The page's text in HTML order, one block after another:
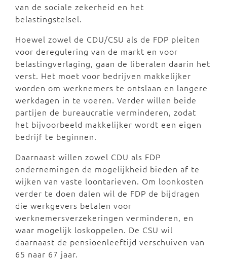
van de sociale zekerheid en het
belastingstelsel.
Hoewel zowel de CDU/CSU als de FDP pleiten
voor deregulering van de markt en voor
belastingverlaging, gaan de liberalen daarin het
verst. Het moet voor bedrijven makkelijker
worden om werknemers te ontslaan en langere
werkdagen in te voeren. Verder willen beide
partijen de bureaucratie verminderen, zodat
het bijvoorbeeld makkelijker wordt een eigen
bedrijf te beginnen.
Daarnaast willen zowel CDU als FDP
ondernemingen de mogelijkheid bieden af te
wijken van vaste loontarieven. Om loonkosten
verder te doen dalen wil de FDP de bijdragen
die werkgevers betalen voor
werknemersverzekeringen verminderen, en
waar mogelijk loskoppelen. De CSU wil
daarnaast de pensioenleeftijd verschuiven van
65 naar 67 jaar.